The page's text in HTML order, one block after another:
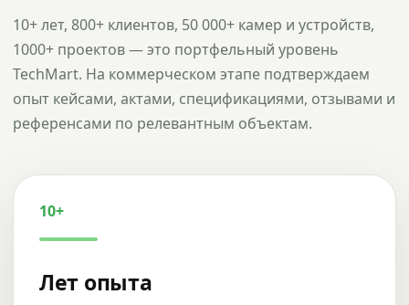
10+ лет, 800+ клиентов, 50 000+ камер и устройств,
1000+ проектов — это портфельный уровень
TechMart. На коммерческом этапе подтверждаем
опыт кейсами, актами, спецификациями, отзывами и
референсами по релевантным объектам.
10+
Лет опыта